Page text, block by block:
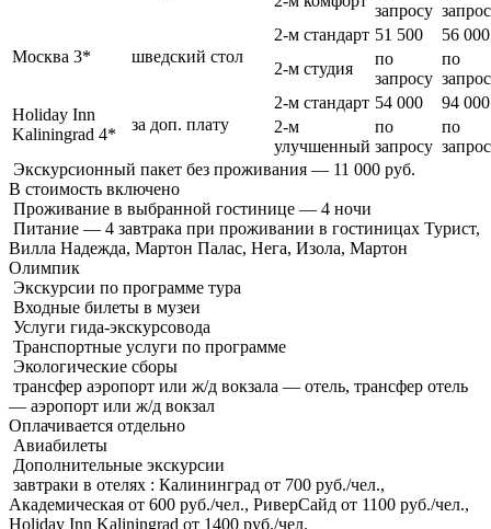
запросу
Москва 3* шведский стол
2-м стандарт 51 500
56 000
2-м студия
по
запросу
по
Holiday Inn
Kaliningrad 4*
за доп. плату
2-м стандарт 54 000
94 000
2-м
улучшенный
по
запросу
по
Экскурсионный пакет без проживания — 11 000 руб.
В стоимость включено
Проживание в выбранной гостинице — 4 ночи
Питание — 4 завтрака при проживании в гостиницах Турист,
Вилла Надежда, Мартон Палас, Нега, Изола, Мартон
Олимпик
Экскурсии по программе тура
Входные билеты в музеи
Услуги гида-экскурсовода
Транспортные услуги по программе
Экологические сборы
трансфер аэропорт или ж/д вокзала — отель, трансфер отель
— аэропорт или ж/д вокзал
Оплачивается отдельно
Авиабилеты
Дополнительные экскурсии
завтраки в отелях : Калининград от 700 руб./чел.,
Академическая от 600 руб./чел., РиверСайд от 1100 руб./чел.,
Holiday Inn Kaliningrad от 1400 руб./чел.